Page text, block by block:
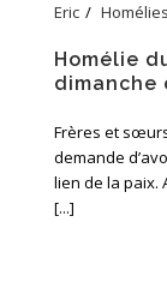
Eric Homélies
Homélie
dimanche
Frères et
demande
lien de la paix.
[...]